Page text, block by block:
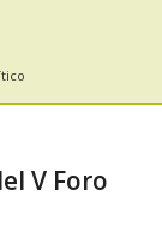
V Foro